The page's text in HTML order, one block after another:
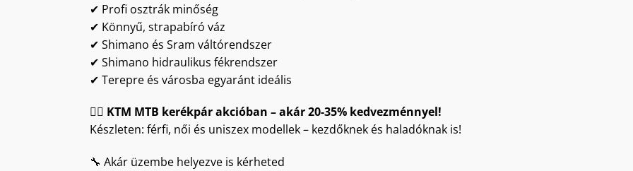
✔ Profi osztrák minőség
✔ Könnyű, strapabíró váz
✔ Shimano és Sram váltórendszer
✔ Shimano hidraulikus fékrendszer
✔ Terepre és városba egyaránt ideális
🚵‍♂️ KTM MTB kerékpár akcióban – akár 20-35% kedvezménnyel!
Készleten: férfi, női és uniszex modellek – kezdőknek és haladóknak is!
🔧 Akár üzembe helyezve is kérheted